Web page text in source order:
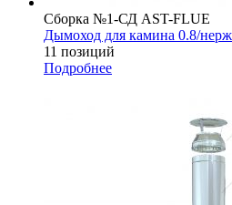
Сборка №1-СД AST-FLUE
Дымоход для камина 0.8/
11 позиций
Подробнее